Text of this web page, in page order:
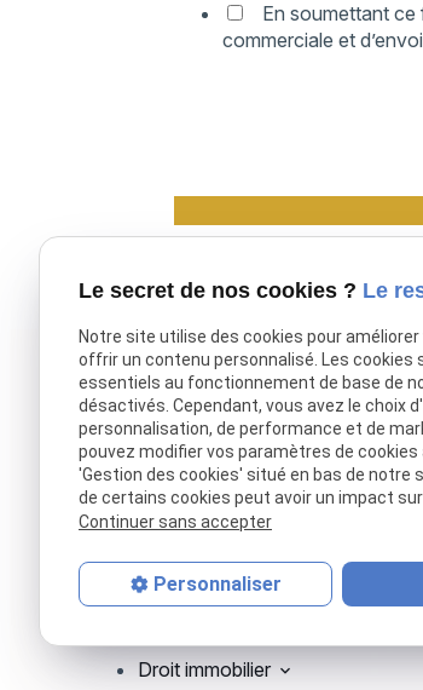
En soumettant ce
commerciale et
particuliers, les victimes et les
entreprises dans leurs démarches
juridiques à Saint-Nazaire.
Droit immobilier
Le secret de nos cookies ? Le
Notre site utilise des cookies pour
offrir un contenu personnalisé. Les
essentiels au fonctionnement de base de
désactivés. Cependant, vous avez le choix
personnalisation, de performance et de
pouvez modifier vos paramètres de
'Gestion des cookies' situé en bas de notre
de certains cookies peut avoir un impact
Continuer sans accepter
Personnaliser